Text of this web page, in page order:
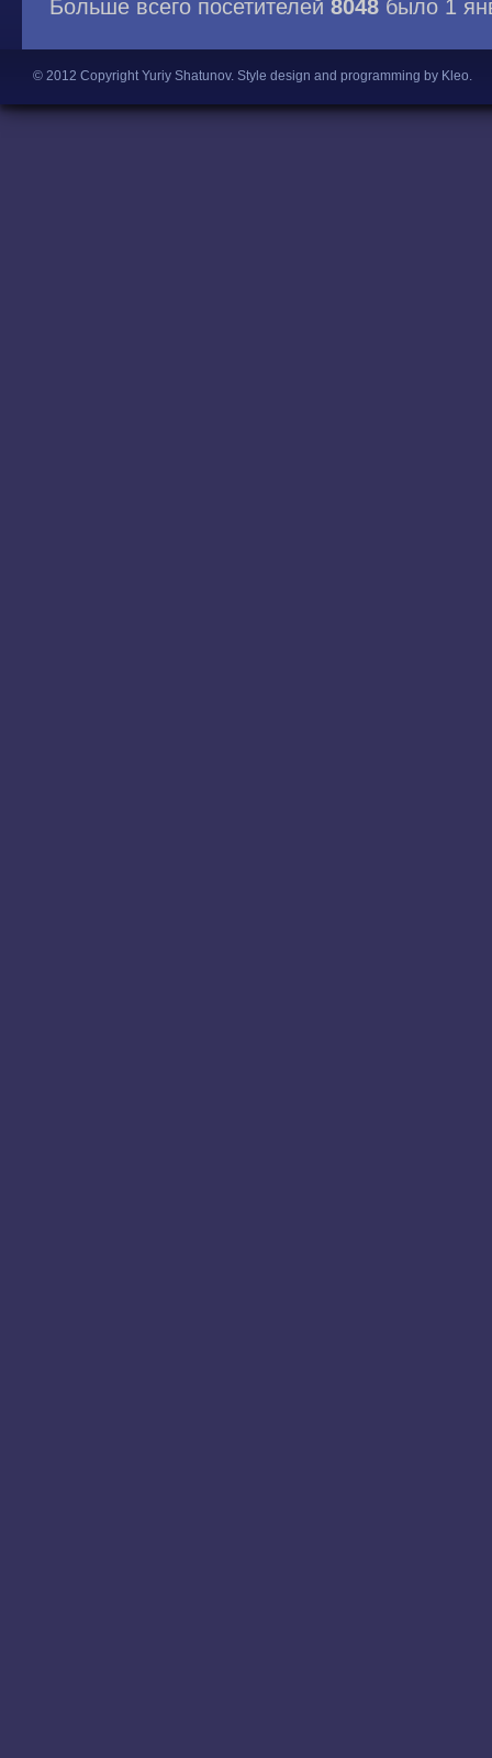
Больше всего посетителей 8048 было 1
© 2012 Copyright Yuriy Shatunov. Style design and programming by Kleo.